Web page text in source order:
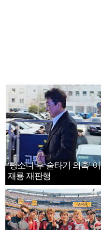
‘뺑소니 후 술타기 의혹’ 이
재룡 재판행